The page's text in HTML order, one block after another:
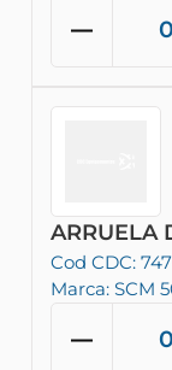
ARRUELA
Cod CDC: 747
Marca: SCM